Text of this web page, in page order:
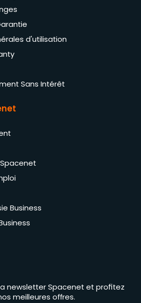
d'utilisation
Sans Intérêt
Business
newsletter Spacenet et profitez
meilleures offres.